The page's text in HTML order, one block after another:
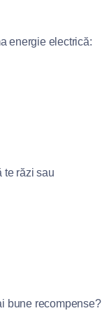
energie electrică:
te răzi sau
bune recompense?